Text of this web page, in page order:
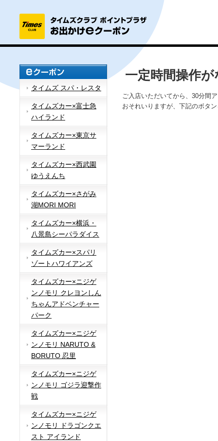
タイムズ スパ・レスタ
タイムズカー×富士急
ハイランド
タイムズカー×東京サ
マーランド
タイムズカー×西武園
ゆうえんち
タイムズカー×さがみ
湖MORI MORI
タイムズカー×横浜・
八景島シーパラダイス
タイムズカー×スパリ
ゾートハワイアンズ
タイムズカー×ニジゲ
ンノモリ クレヨンしん
ちゃんアドベンチャー
パーク
タイムズカー×ニジゲ
ンノモリ NARUTO &
BORUTO 忍里
タイムズカー×ニジゲ
ンノモリ ゴジラ迎撃作
戦
タイムズカー×ニジゲ
ンノモリ ドラゴンクエ
スト アイランド
一定時間操作
ご入店いただいてから、30分間
おそれいりますが、下記のボタ